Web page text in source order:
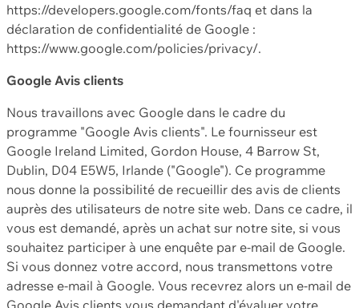
https://developers.google.com/fonts/faq et dans la
déclaration de confidentialité de Google :
https://www.google.com/policies/privacy/.
Google Avis clients
Nous travaillons avec Google dans le cadre du
programme "Google Avis clients". Le fournisseur est
Google Ireland Limited, Gordon House, 4 Barrow St,
Dublin, D04 E5W5, Irlande ("Google"). Ce programme
nous donne la possibilité de recueillir des avis de clients
auprès des utilisateurs de notre site web. Dans ce cadre, il
vous est demandé, après un achat sur notre site, si vous
souhaitez participer à une enquête par e-mail de Google.
Si vous donnez votre accord, nous transmettons votre
adresse e-mail à Google. Vous recevrez alors un e-mail de